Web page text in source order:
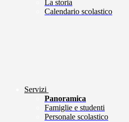
La storia
Calendario scolastico
Servizi
Panoramica
Famiglie e studenti
Personale scolastico